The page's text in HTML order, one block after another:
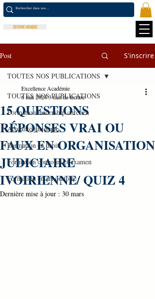
DEVENIR MEMBRE
Post S'inscrire
TOUTES NOS PUBLICATIONS
Formation leadership chrétien
Actualité juridique
Formation en droit
Formation concours et examen
Formation en art oratoire
TOUTES NOS PUBLICATIONS
15 QUESTIONS
RÉPONSES VRAI OU
FAUX EN ORGANISATION
JUDICIAIRE
IVOIRIENNE/ QUIZ 4
Excellence Académie
6 mai 20243 min de lecture
Dernière mise à jour : 30 mars